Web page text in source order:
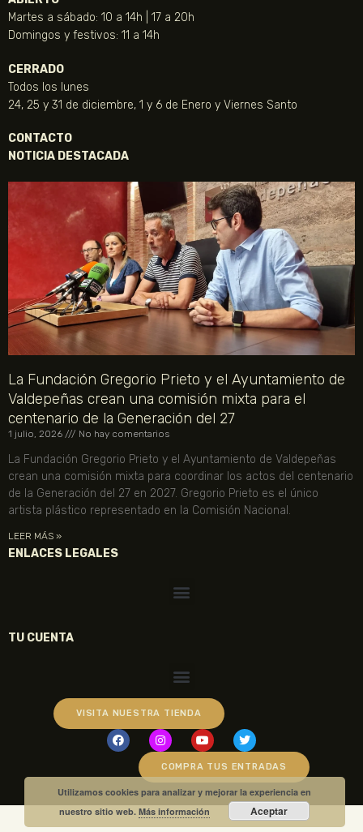
Martes a sábado: 10 a 14h | 17 a 20h
Domingos y festivos: 11 a 14h
CERRADO
Todos los lunes
24, 25 y 31 de diciembre, 1 y 6 de Enero y Viernes Santo
CONTACTO
NOTICIA DESTACADA
La Fundación Gregorio Prieto y el Ayuntamiento de
Valdepeñas crean una comisión mixta para el
centenario de la Generación del 27
1 julio, 2026 No hay comentarios
La Fundación Gregorio Prieto y el Ayuntamiento de Valdepeñas
crean una comisión mixta para coordinar los actos del centenario
de la Generación del 27 en 2027. Gregorio Prieto es el único
artista plástico representado en la Comisión Nacional.
LEER MÁS »
ENLACES LEGALES
TU CUENTA
VISITA NUESTRA TIENDA
COMPRA TUS ENTRADAS
Utilizamos cookies para analizar y mejorar la experiencia en
nuestro sitio web.Más información Aceptar